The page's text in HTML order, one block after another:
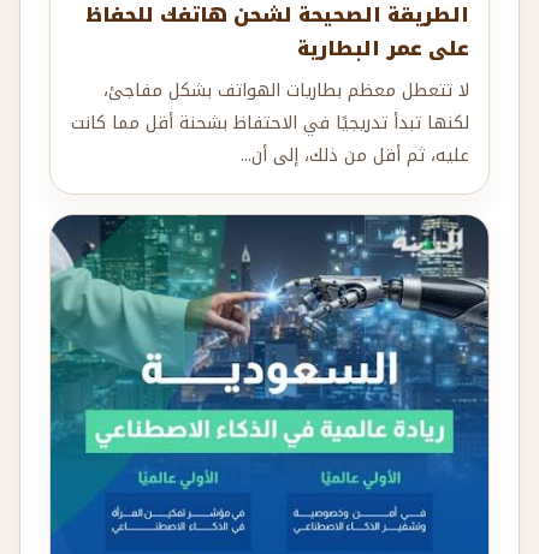
الطريقة الصحيحة لشحن هاتفك للحفاظ
على عمر البطارية
لا تتعطل معظم بطاريات الهواتف بشكل مفاجئ،
لكنها تبدأ تدريجيًا في الاحتفاظ بشحنة أقل مما كانت
عليه، ثم أقل من ذلك، إلى أن...